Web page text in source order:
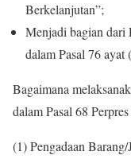
Berkelanjutan”;
Menjadi bagian dari
dalam Pasal 76 ayat
Bagaimana
dalam Pasal 68
(1) Pengadaan